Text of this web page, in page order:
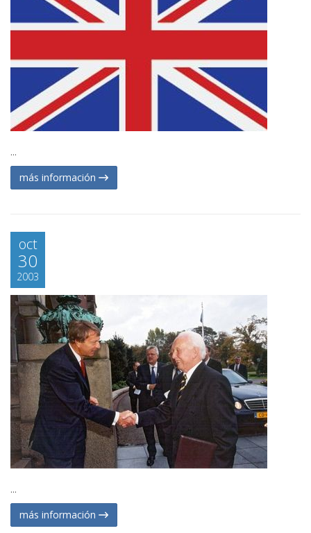
...
más información
oct
30
2003
...
más información